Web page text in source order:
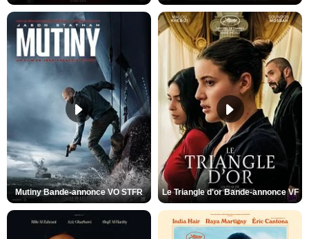
Mutiny Bande-annonce VO STFR Le Triangle d'or Bande-annonce VF